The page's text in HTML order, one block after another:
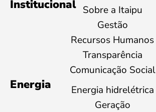
Institucional Sobre a Itaipu
Gestão
Recursos Humanos
Transparência
Comunicação Social
Energia
Energia hidrelétrica
Geração